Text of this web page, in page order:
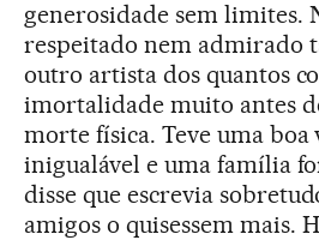
generosidade sem limites.
respeitado nem admirado
outro artista dos quantos
imortalidade muito antes
morte física. Teve uma
inigualável e uma família
disse que escrevia
amigos o quisessem mais.